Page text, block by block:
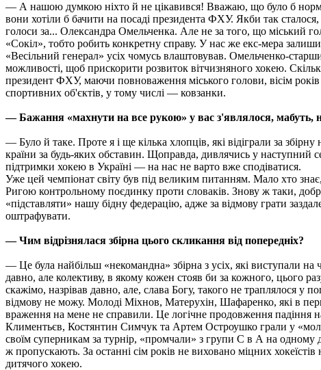
— А нашою думкою ніхто й не цікавився! Вважаю, що було б
вони хотіли б бачити на посаді президента ФХУ. Якби так
голоси за... Олександра Омельченка. Але не за того, що міський
«Сокіл», тобто робить конкретну справу. У нас же екс-мера
«Весільний генерал» усіх чомусь влаштовував. Омельченко-
можливості, щоб прискорити розвиток вітчизняного хокею.
президент ФХУ, маючи повноваження міського голови, вісім
спортивних об'єктів, у тому числі — ковзанки.
— Бажання «махнути на все рукою» у вас з'являлося, мабуть,
— Було й таке. Проте я і ще кілька хлопців, які відіграли за
країни за будь-яких обставин. Щоправда, дивлячись у наступний
підтримки хокею в Україні — на нас не варто вже сподіватися.
Уже цей чемпіонат світу був під великим питанням. Мало хто
Ригою контрольному поєдинку проти словаків. Знову ж таки,
«підставляти» нашу бідну федерацію, адже за відмову грати
оштрафувати.
— Чим відрізнялася збірна цього скликання від попередніх?
— Це була найбільш «некомандна» збірна з усіх, які виступали
давно, але колективу, в якому кожен стояв би за кожного, цього
скажімо, назрівав давно, але, слава Богу, такого не траплялося у
відмову не можу. Молоді Міхнов, Матерухін, Шафаренко, які в
враження на мене не справили. Це логічне продовження падіння
Климентьєв, Костянтин Симчук та Артем Остроушко грали у
своїм суперникам за турнір, «промчали» з групи С в А на одному
ж пропускають. За останні сім років не виховано міцних
дитячого хокею.